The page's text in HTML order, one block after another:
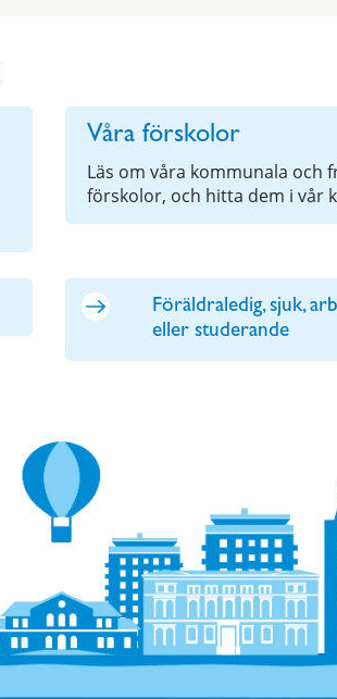
Våra förskolor
Läs om våra kommunala och
förskolor, och hitta dem i vår
Föräldraledig, sjuk,
eller studerande